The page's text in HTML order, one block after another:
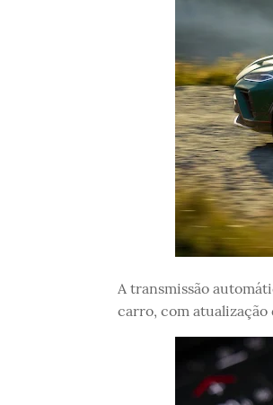
A transmissão
carro, com